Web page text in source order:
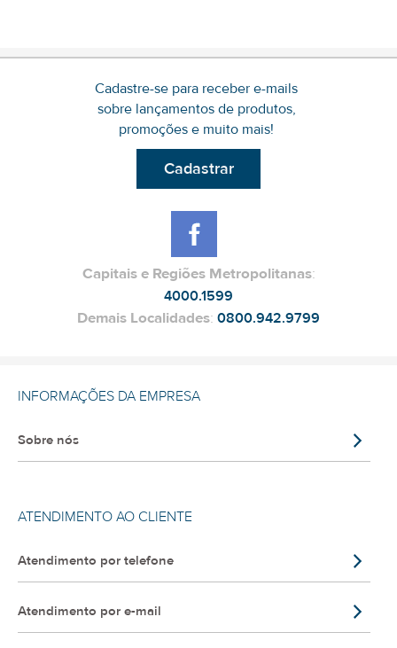
Cadastre-se para receber e-mails
sobre lançamentos de produtos,
promoções e muito mais!
Cadastrar
Capitais e Regiões Metropolitanas:
4000.1599
Demais Localidades: 0800.942.9799
INFORMAÇÕES DA EMPRESA
Sobre nós
ATENDIMENTO AO CLIENTE
Atendimento por telefone
Atendimento por e-mail